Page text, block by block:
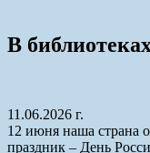
В
11.06.2026 г.
12 июня наша страна
праздник – День